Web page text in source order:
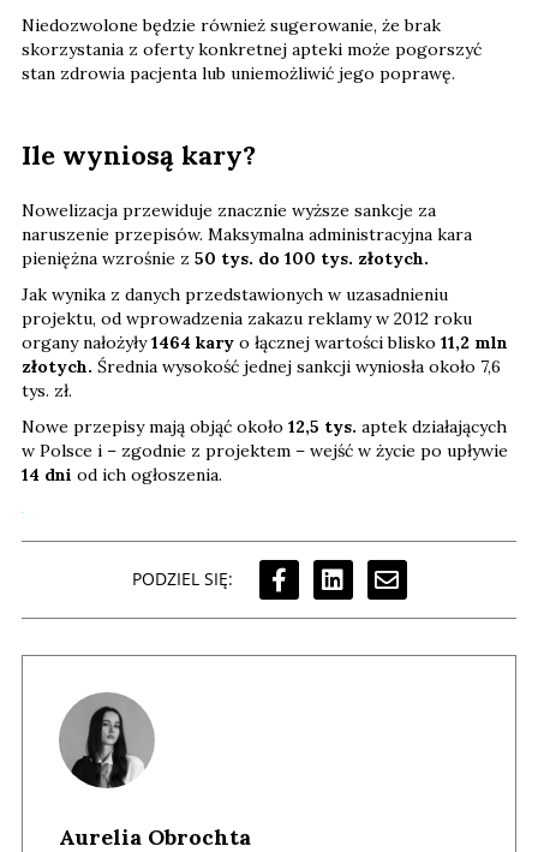
Niedozwolone będzie również sugerowanie, że brak
skorzystania z oferty konkretnej apteki może pogorszyć
stan zdrowia pacjenta lub uniemożliwić jego poprawę.
Ile wyniosą kary?
Nowelizacja przewiduje znacznie wyższe sankcje za
naruszenie przepisów. Maksymalna administracyjna kara
pieniężna wzrośnie z 50 tys. do 100 tys. złotych.
Jak wynika z danych przedstawionych w uzasadnieniu
projektu, od wprowadzenia zakazu reklamy w 2012 roku
organy nałożyły1464 kary o łącznej wartości blisko 11,2 mln
złotych. Średnia wysokość jednej sankcji wyniosła około 7,6
tys. zł.
Nowe przepisy mają objąć około 12,5 tys. aptek działających
w Polsce i – zgodnie z projektem – wejść w życie po upływie
14 dni od ich ogłoszenia.
PODZIEL SIĘ:
Aurelia Obrochta